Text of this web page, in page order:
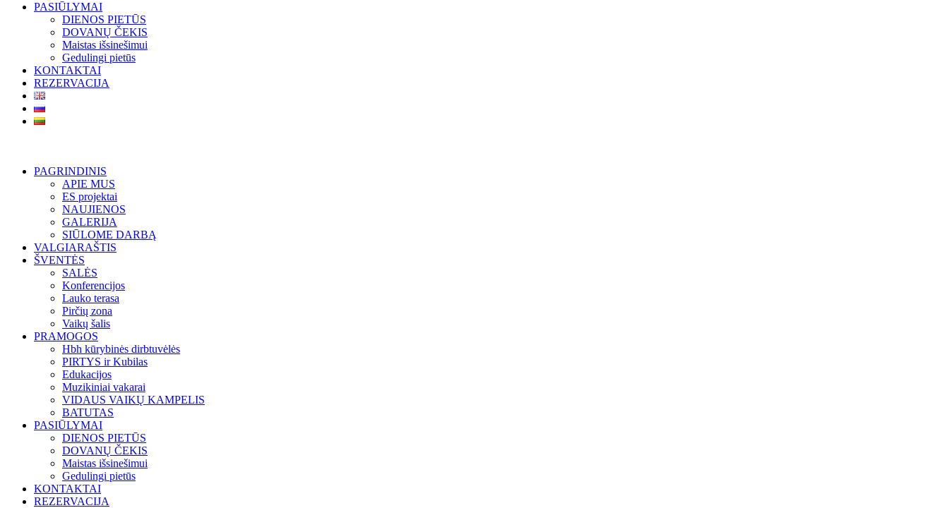
PASIŪLYMAI
DIENOS PIETŪS
DOVANŲ ČEKIS
Maistas išsinešimui
Gedulingi pietūs
KONTAKTAI
REZERVACIJA
PAGRINDINIS
APIE MUS
ES projektai
NAUJIENOS
GALERIJA
SIŪLOME DARBĄ
VALGIARAŠTIS
ŠVENTĖS
SALĖS
Konferencijos
Lauko terasa
Pirčių zona
Vaikų šalis
PRAMOGOS
Hbh kūrybinės dirbtuvėlės
PIRTYS ir Kubilas
Edukacijos
Muzikiniai vakarai
VIDAUS VAIKŲ KAMPELIS
BATUTAS
PASIŪLYMAI
DIENOS PIETŪS
DOVANŲ ČEKIS
Maistas išsinešimui
Gedulingi pietūs
KONTAKTAI
REZERVACIJA